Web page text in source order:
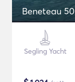
Beneteau 50
Segling Yacht